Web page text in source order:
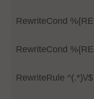
RewriteCond
RewriteCond
RewriteRule ^(.*)\/